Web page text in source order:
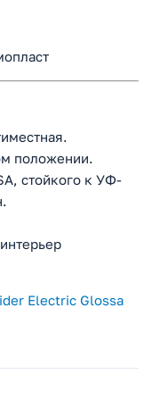
положении.
стойкого к УФ-
Electric Glossa